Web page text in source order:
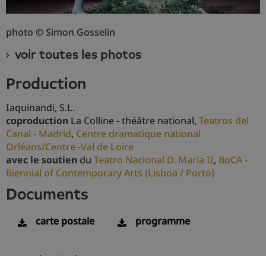
photo © Simon Gosselin
voir toutes les photos
production
Iaquinandi, S.L.
coproduction La Colline - théâtre national, Teatros del
Canal - Madrid, Centre dramatique national
Orléans/Centre -Val de Loire
avec le soutien du Teatro Nacional D. Maria II, BoCA -
Biennial of Contemporary Arts (Lisboa / Porto)
documents
carte postale programme